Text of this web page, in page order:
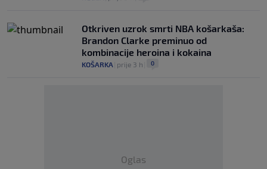
Otkriven uzrok smrti NBA košarkaša:
Brandon Clarke preminuo od
kombinacije heroina i kokaina
KOŠARKA prije 3 h 0
Oglas